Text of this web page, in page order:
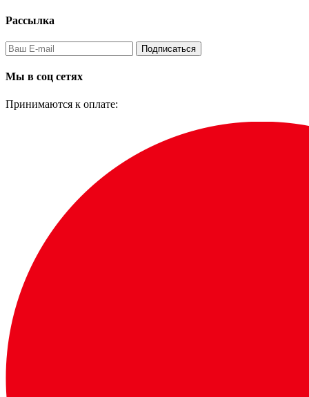
Рассылка
Подписаться
Мы в соц сетях
Принимаются к оплате: